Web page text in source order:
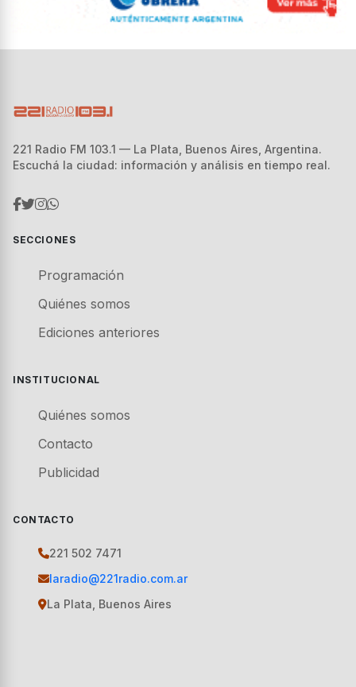
221 Radio FM 103.1 — La Plata, Buenos Aires, Argentina.
Escuchá la ciudad: información y análisis en tiempo real.
SECCIONES
Programación
Quiénes somos
Ediciones anteriores
INSTITUCIONAL
Quiénes somos
Contacto
Publicidad
CONTACTO
221 502 7471
laradio@221radio.com.ar
La Plata, Buenos Aires